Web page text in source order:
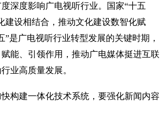
深度影响广电视听行业。国家“十五
建设相结合，推动文化建设数智化赋
是广电视听行业转型发展的关键时期，
能、引领作用，推动广电媒体挺进互联
业高质量发展。
构建一体化技术系统，要强化新闻内容